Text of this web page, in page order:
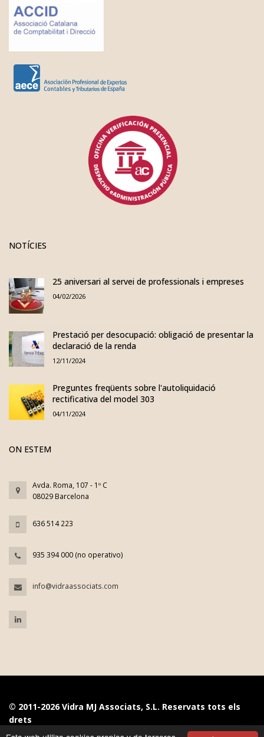
NOTÍCIES
25 aniversari al servei de professionals i empreses
04/02/2026
Prestació per desocupació: obligació de presentar la
declaració de la renda
12/11/2024
Preguntes freqüents sobre l'autoliquidació
rectificativa del model 303
04/11/2024
ON ESTEM
Avda. Roma, 107 - 1º C
08029 Barcelona
636 514 223
935 394 000 (no operativo)
info@vidraassociats.com
© 2011-2026 Vidra MJ Associats, S.L. Reservats tots els
drets